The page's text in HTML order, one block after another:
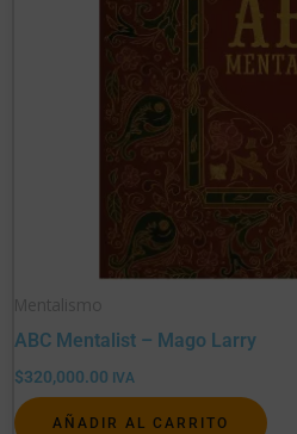
ABC Mentalist – Mago Larry
$320,000.00 IVA
AÑADIR AL CARRITO